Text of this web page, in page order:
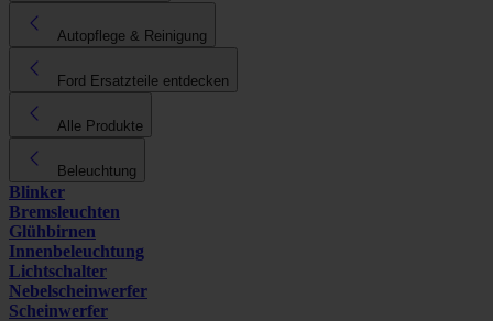
Autopflege & Reinigung
Ford Ersatzteile entdecken
Alle Produkte
Beleuchtung
Blinker
Bremsleuchten
Glühbirnen
Innenbeleuchtung
Lichtschalter
Nebelscheinwerfer
Scheinwerfer